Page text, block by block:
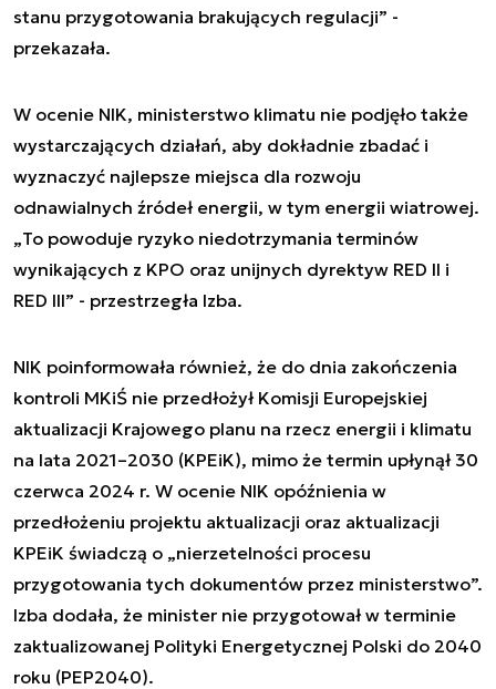
stanu przygotowania brakujących regulacji” -
przekazała.
W ocenie NIK, ministerstwo klimatu nie podjęło także
wystarczających działań, aby dokładnie zbadać i
wyznaczyć najlepsze miejsca dla rozwoju
odnawialnych źródeł energii, w tym energii wiatrowej.
„To powoduje ryzyko niedotrzymania terminów
wynikających z KPO oraz unijnych dyrektyw RED II i
RED III” - przestrzegła Izba.
NIK poinformowała również, że do dnia zakończenia
kontroli MKiŚ nie przedłożył Komisji Europejskiej
aktualizacji Krajowego planu na rzecz energii i klimatu
na lata 2021–2030 (KPEiK), mimo że termin upłynął 30
czerwca 2024 r. W ocenie NIK opóźnienia w
przedłożeniu projektu aktualizacji oraz aktualizacji
KPEiK świadczą o „nierzetelności procesu
przygotowania tych dokumentów przez ministerstwo”.
Izba dodała, że minister nie przygotował w terminie
zaktualizowanej Polityki Energetycznej Polski do 2040
roku (PEP2040).